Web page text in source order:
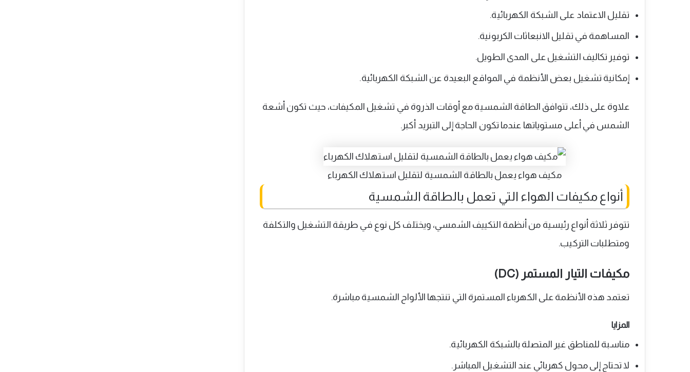
تقليل الاعتماد على الشبكة الكهربائية.
المساهمة في تقليل الانبعاثات الكربونية.
توفير تكاليف التشغيل على المدى الطويل.
إمكانية تشغيل بعض الأنظمة في المواقع البعيدة عن الشبكة الكهربائية.
علاوة على ذلك، تتوافق الطاقة الشمسية مع أوقات الذروة في تشغيل المكيفات، حيث تكون أشعة
الشمس في أعلى مستوياتها عندما تكون الحاجة إلى التبريد أكبر.
مكيف هواء يعمل بالطاقة الشمسية لتقليل استهلاك الكهرباء
أنواع مكيفات الهواء التي تعمل بالطاقة الشمسية
تتوفر ثلاثة أنواع رئيسية من أنظمة التكييف الشمسي، ويختلف كل نوع في طريقة التشغيل والتكلفة
ومتطلبات التركيب.
مكيفات التيار المستمر (DC)
تعتمد هذه الأنظمة على الكهرباء المستمرة التي تنتجها الألواح الشمسية مباشرة.
المزايا
مناسبة للمناطق غير المتصلة بالشبكة الكهربائية.
لا تحتاج إلى محول كهربائي عند التشغيل المباشر.